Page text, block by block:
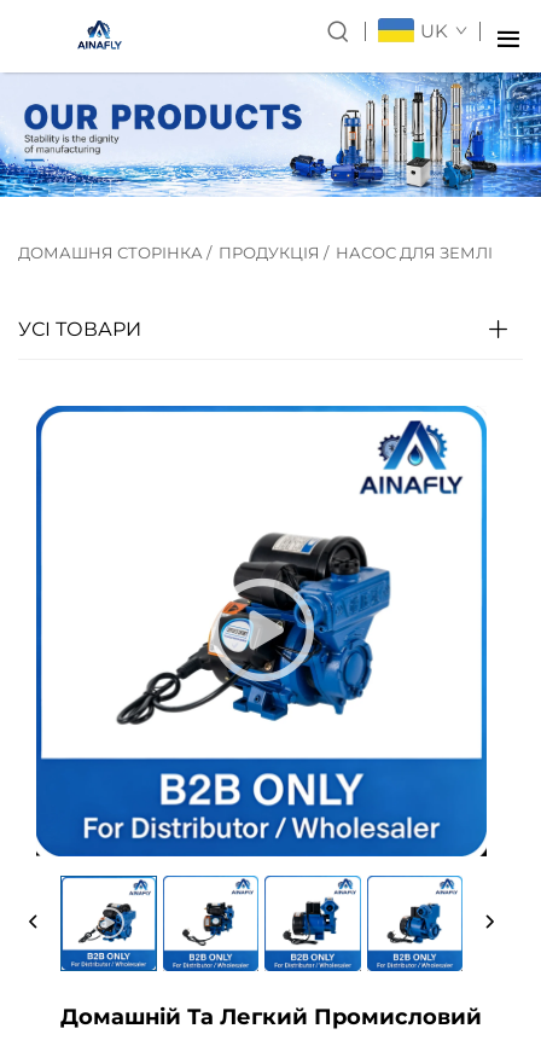
UK
ДОМАШНЯ СТОРІНКА / ПРОДУКЦІЯ / НАСОС ДЛЯ ЗЕМЛІ
УСІ ТОВАРИ
Домашній Та Легкий Промисловий